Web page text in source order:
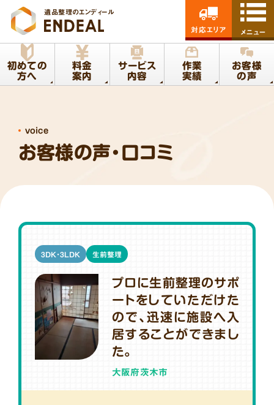
遺品整理のエンディール
初めての
方へ
料金
案内
サービス
内容
作業
実績
お客様
の声
対応エリア メニュー
お客様の声・口コミ
voice
プロに生前整理のサポ
ートをしていただけた
ので、迅速に施設へ入
居することができまし
た。
大阪府茨木市
3DK・3LDK 生前整理